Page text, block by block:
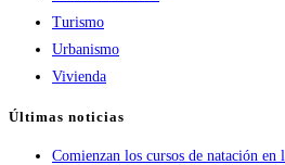
Turismo
Urbanismo
Vivienda
Últimas noticias
Comienzan los cursos de natación en